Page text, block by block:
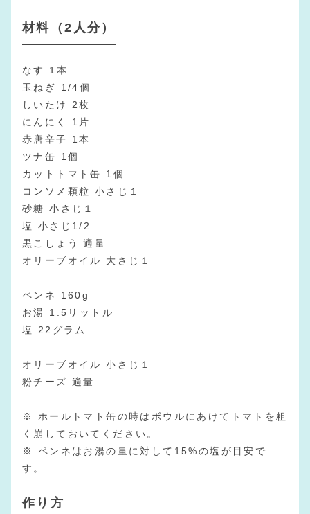
材料（2人分）
なす 1本
玉ねぎ 1/4個
しいたけ 2枚
にんにく 1片
赤唐辛子 1本
ツナ缶 1個
カットトマト缶 1個
コンソメ顆粒 小さじ１
砂糖 小さじ１
塩 小さじ1/2
黒こしょう 適量
オリーブオイル 大さじ１
ペンネ 160g
お湯 1.5リットル
塩 22グラム
オリーブオイル 小さじ１
粉チーズ 適量
※ ホールトマト缶の時はボウルにあけてトマトを粗
く崩しておいてください。
※ ペンネはお湯の量に対して15%の塩が目安で
す。
作り方